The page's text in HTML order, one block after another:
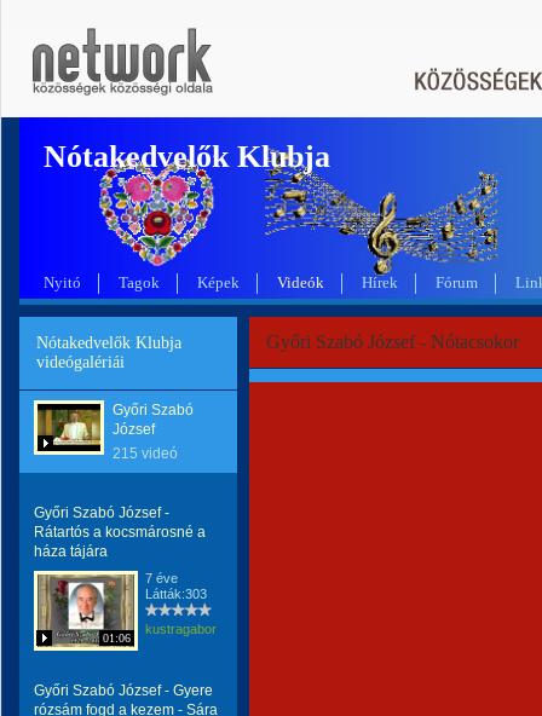
Nótakedvelők Klubja
Nyitó Tagok Képek Videók Hírek Fórum
Nótakedvelők Klubja
videógalériái
Győri Szabó
József
215 videó
Győri Szabó József -
Rátartós a kocsmárosné a
háza tájára
01:06
7 éve
Látták:303
kustragabor
Győri Szabó József - Gyere
rózsám fogd a kezem - Sára
Győri Szabó József - Nótacsokor